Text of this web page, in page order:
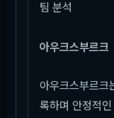
팀 분석
아우크스부르크
아우크스부르크
록하며 안정적